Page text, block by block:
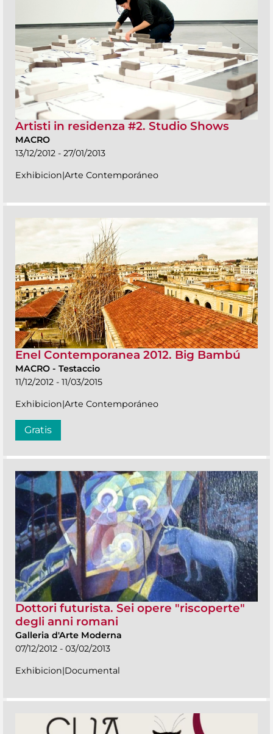
Artisti in residenza #2. Studio Shows
MACRO
13/12/2012 - 27/01/2013
Exhibicion|Arte Contemporáneo
Enel Contemporanea 2012. Big Bambú
MACRO - Testaccio
11/12/2012 - 11/03/2015
Exhibicion|Arte Contemporáneo
Gratis
Dottori futurista. Sei opere "riscoperte"
degli anni romani
Galleria d'Arte Moderna
07/12/2012 - 03/02/2013
Exhibicion|Documental